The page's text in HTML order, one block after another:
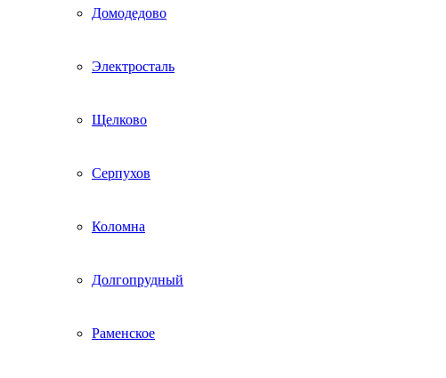
Домодедово
Электросталь
Щелково
Серпухов
Коломна
Долгопрудный
Раменское